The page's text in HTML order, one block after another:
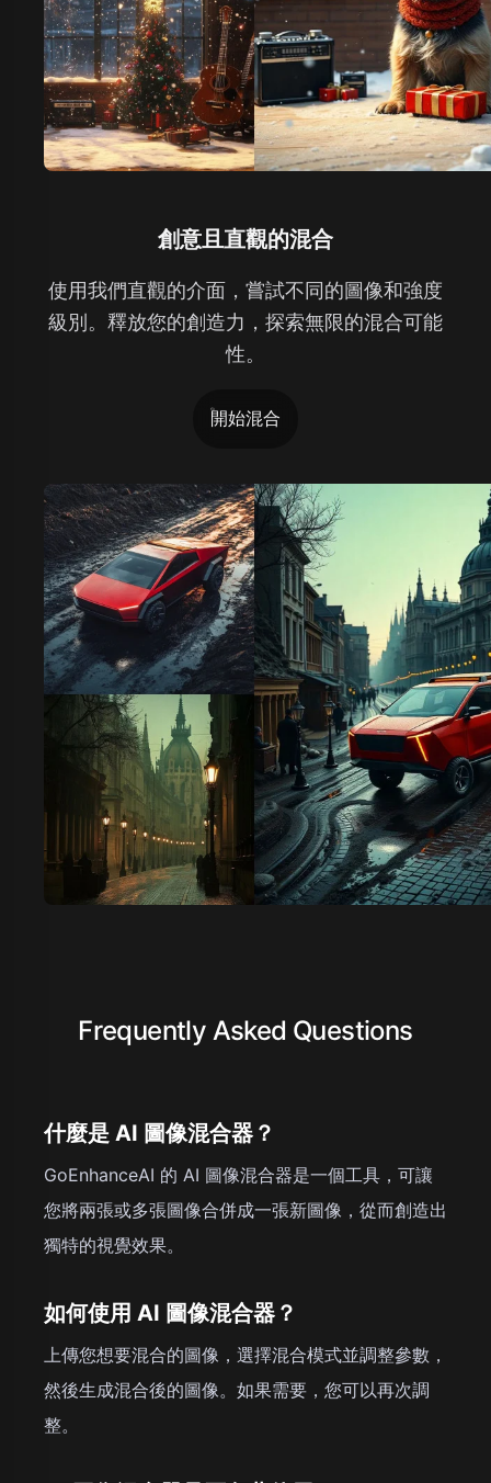
創意且直觀的混合
使用我們直觀的介面，嘗試不同的圖像和強度
級別。釋放您的創造力，探索無限的混合可能
性。
開始混合
Frequently Asked Questions
什麼是 AI 圖像混合器？
GoEnhanceAI 的 AI 圖像混合器是一個工具，可讓
您將兩張或多張圖像合併成一張新圖像，從而創造出
獨特的視覺效果。
如何使用 AI 圖像混合器？
上傳您想要混合的圖像，選擇混合模式並調整參數，
然後生成混合後的圖像。如果需要，您可以再次調
整。